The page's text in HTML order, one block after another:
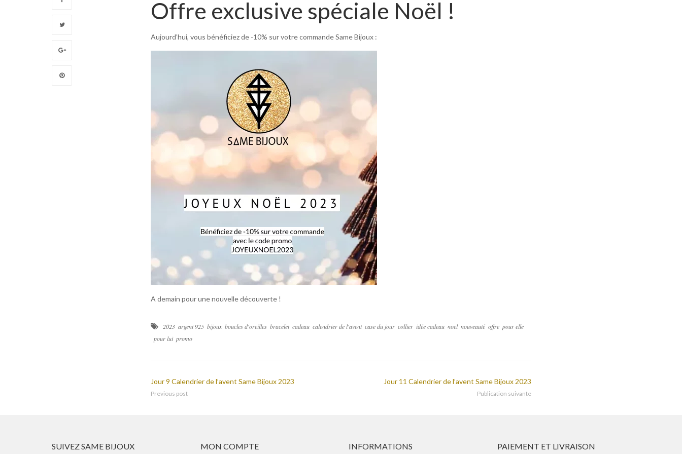
Offre exclusive spéciale Noël !
Aujourd’hui, vous bénéficiez de -10% sur votre commande Same Bijoux :
A demain pour une nouvelle découverte !
2023 argent 925 bijoux boucles d'oreilles bracelet cadeau calendrier de l'avent case du jour collier idée cadeau noel nouveauté offre pour elle
pour lui promo
Jour 9 Calendrier de l’avent Same Bijoux 2023
Previous post
Jour 11 Calendrier de l’avent Same Bijoux 2023
Publication suivante
SUIVEZ SAME BIJOUX MON COMPTE INFORMATIONS PAIEMENT ET LIVRAISON